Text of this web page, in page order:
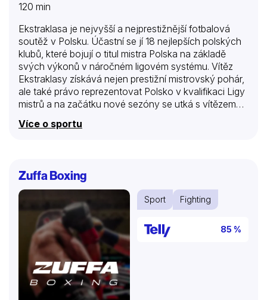
120 min
Ekstraklasa je nejvyšší a nejprestižnější fotbalová
soutěž v Polsku. Účastní se jí 18 nejlepších polských
klubů, které bojují o titul mistra Polska na základě
svých výkonů v náročném ligovém systému. Vítěz
Ekstraklasy získává nejen prestižní mistrovský pohár,
ale také právo reprezentovat Polsko v kvalifikaci Ligy
mistrů a na začátku nové sezóny se utká s vítězem
Superpohár. Kdo ovládne polské trávníky a získá titul
Více o sportu
Zuffa Boxing
Sport Fighting
85 %